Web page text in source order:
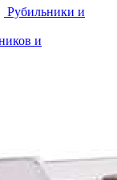
Рубильники и
и